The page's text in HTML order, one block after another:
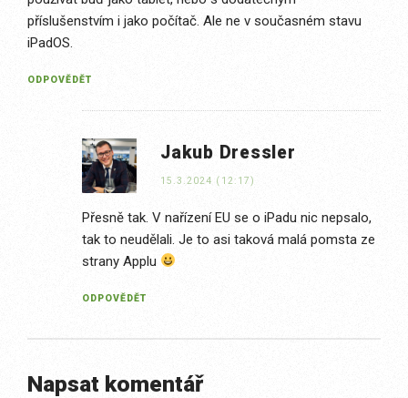
příslušenstvím i jako počítač. Ale ne v současném stavu
iPadOS.
ODPOVĚDĚT
Jakub Dressler
15.3.2024 (12:17)
Přesně tak. V nařízení EU se o iPadu nic nepsalo,
tak to neudělali. Je to asi taková malá pomsta ze
strany Applu
ODPOVĚDĚT
Napsat komentář